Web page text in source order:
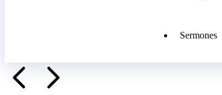
Sermones